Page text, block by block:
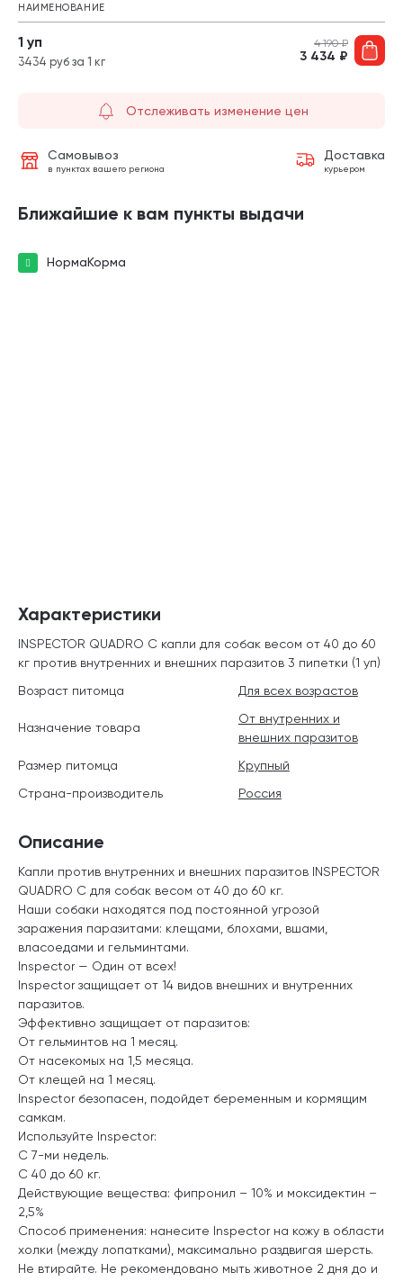
НАИМЕНОВАНИЕ
1 уп
3434 руб за 1 кг
4 190₽
3 434 ₽
Отслеживать изменение цен
Самовывоз
в пунктах вашего региона
Доставка
курьером
Ближайшие к вам пункты выдачи
НормаКорма
Описание
Капли против внутренних и внешних паразитов INSPECTOR
QUADRO C для собак весом от 40 до 60 кг.
Наши собаки находятся под постоянной угрозой
заражения паразитами: клещами, блохами, вшами,
власоедами и гельминтами.
Inspector — Один от всех!
Inspector защищает от 14 видов внешних и внутренних
паразитов.
Эффективно защищает от паразитов:
От гельминтов на 1 месяц.
От насекомых на 1,5 месяца.
От клещей на 1 месяц.
Inspector безопасен, подойдет беременным и кормящим
самкам.
Используйте Inspector:
С 7-ми недель.
С 40 до 60 кг.
Действующие вещества: фипронил – 10% и моксидектин –
2,5%
Способ применения: нанесите Inspector на кожу в области
холки (между лопатками), максимально раздвигая шерсть.
Не втирайте. Не рекомендовано мыть животное 2 дня до и
Характеристики
INSPECTOR QUADRO C капли для собак весом от 40 до 60
кг против внутренних и внешних паразитов 3 пипетки (1 уп)
Возраст питомца
Для всех возрастов
Назначение товара
От внутренних и
внешних паразитов
Размер питомца
Крупный
Страна-производитель
Россия